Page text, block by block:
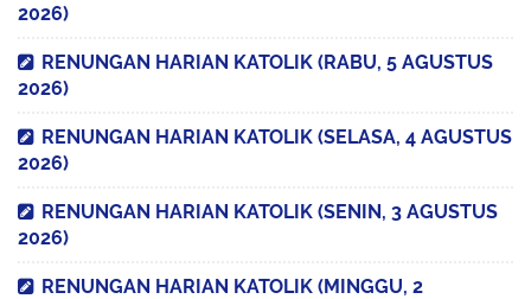
2026)
RENUNGAN HARIAN KATOLIK (RABU, 5 AGUSTUS
2026)
RENUNGAN HARIAN KATOLIK (SELASA, 4 AGUSTUS
2026)
RENUNGAN HARIAN KATOLIK (SENIN, 3 AGUSTUS
2026)
RENUNGAN HARIAN KATOLIK (MINGGU, 2